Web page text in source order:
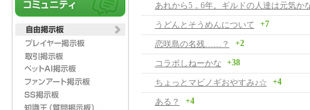
あれから5，6年。ギルドの人達は元気か
うどんとそうめんについて
+7
恋咲島の名残……？ +2
コラボしねーかな +38
ちょっとマビノギおやすみ♪☆ +4
ある？ +4